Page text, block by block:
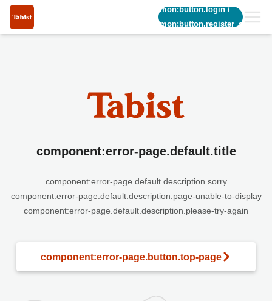
common:button.login/
common:button.register_short
component:error-page.default.title
component:error-page.default.description.sorry
component:error-page.default.description.page-unable-to-display
component:error-page.default.description.please-try-again
component:error-page.button.top-page